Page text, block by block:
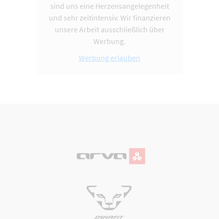
sind uns eine Herzensangelegenheit
und sehr zeitintensiv. Wir finanzieren
unsere Arbeit ausschließlich über
Werbung.
Werbung erlauben